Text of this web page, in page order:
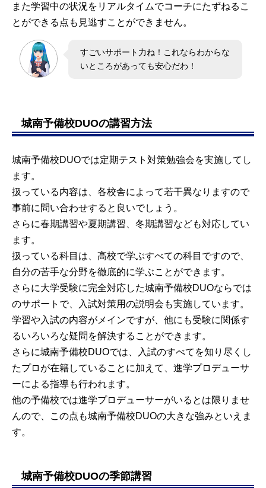
また学習中の状況をリアルタイムでコーチにたずねるこ
とができる点も見逃すことができません。
すごいサポート力ね！これならわからな
いところがあっても安心だわ！
城南予備校DUOの講習方法
城南予備校DUOでは定期テスト対策勉強会を実施してし
ます。
扱っている内容は、各校舎によって若干異なりますので
事前に問い合わせすると良いでしょう。
さらに春期講習や夏期講習、冬期講習なども対応してい
ます。
扱っている科目は、高校で学ぶすべての科目ですので、
自分の苦手な分野を徹底的に学ぶことができます。
さらに大学受験に完全対応した城南予備校DUOならでは
のサポートで、入試対策用の説明会も実施しています。
学習や入試の内容がメインですが、他にも受験に関係す
るいろいろな疑問を解決することができます。
さらに城南予備校DUOでは、入試のすべてを知り尽くし
たプロが在籍していることに加えて、進学プロデューサ
ーによる指導も行われます。
他の予備校では進学プロデューサーがいるとは限りませ
んので、この点も城南予備校DUOの大きな強みといえま
す。
城南予備校DUOの季節講習